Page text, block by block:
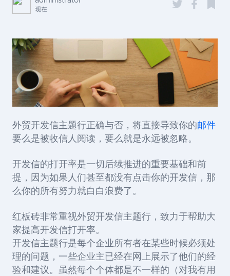
现在
外贸开发信主题行正确与否，将直接导致你的 邮件
要么是被收信人阅读，要么就是永远被忽略。
开发信的打开率是一切后续推进的重要基础和前
提，因为如果人们甚至都没有点击你的开发信，那
么你的所有努力就白白浪费了。
红板砖非常重视外贸开发信主题行，致力于帮助大
家提高开发信打开率。
开发信主题行是每个企业所有者在某些时候必须处
理的问题，一些企业主已经在网上展示了他们的经
验和建议。虽然每个个体都是不一样的（对我有用